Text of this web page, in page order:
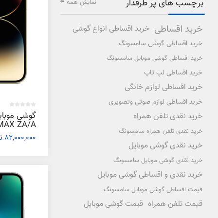
گیگابایت
82,000,000 تومان
برچسب های پر طرفدار
خرید اقساطی خرید اقساطی انواع گوشی
خرید اقساطی گوشی سامسونگ
خرید اقساطی گوشی موبایل سامسونگ
خرید اقساطی لپ تاپ
خرید اقساطی لوازم خانگی
خرید اقساطی لوازم صوتی وتصویری
خرید نقدی تلفن همراه
خرید نقدی تلفن همراه سامسونگ
خرید نقدی گوشی موبایل
خرید نقدی گوشی موبایل سامسونگ
خرید نقدی و اقساطی گوشی موبایل
قیمت اقساطی گوشی موبایل سامسونگ
قیمت تلفن همراه قیمت گوشی موبایل
نمایش همه